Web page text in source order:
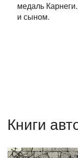
медаль
и сыном.
Книги